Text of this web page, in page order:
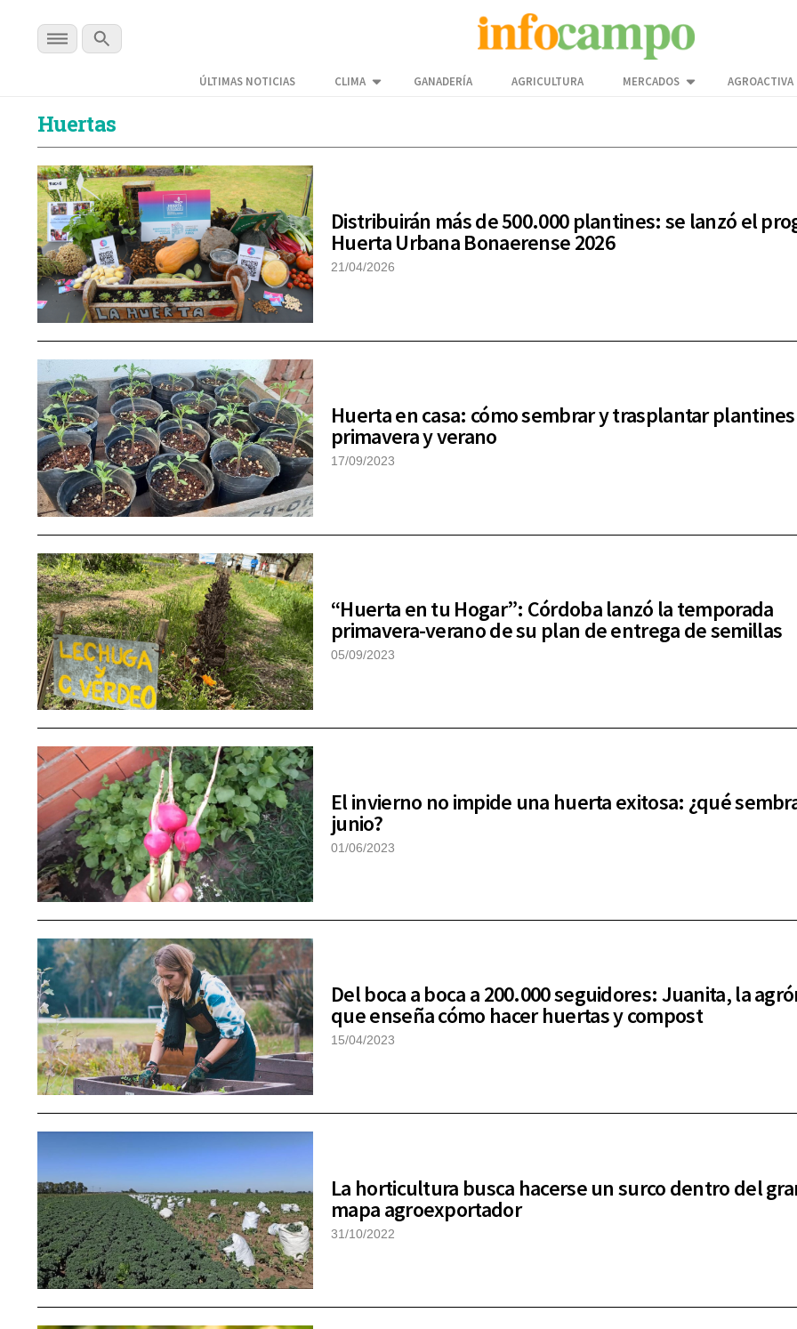
ÚLTIMAS NOTICIAS CLIMA GANADERÍA AGRICULTURA MERCADOS AGROACTIVA
Huertas
Distribuirán más de 500.000 plantines: se lanzó el
Huerta Urbana Bonaerense 2026
21/04/2026
Huerta en casa: cómo sembrar y trasplantar
primavera y verano
17/09/2023
“Huerta en tu Hogar”: Córdoba lanzó la temporada
primavera-verano de su plan de entrega de semillas
05/09/2023
El invierno no impide una huerta exitosa: ¿qué
junio?
01/06/2023
Del boca a boca a 200.000 seguidores: Juanita, la
que enseña cómo hacer huertas y compost
15/04/2023
La horticultura busca hacerse un surco dentro del
mapa agroexportador
31/10/2022